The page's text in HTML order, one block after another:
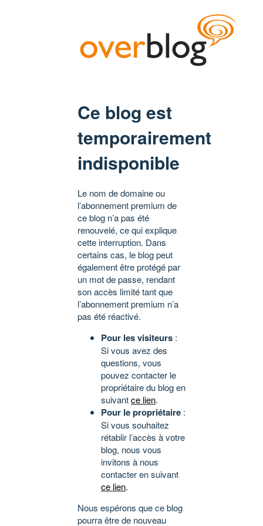
Ce blog est
temporairement
indisponible
Le nom de domaine ou
l’abonnement premium de
ce blog n’a pas été
renouvelé, ce qui explique
cette interruption. Dans
certains cas, le blog peut
également être protégé par
un mot de passe, rendant
son accès limité tant que
l’abonnement premium n’a
pas été réactivé.
Pour les visiteurs :
Si vous avez des
questions, vous
pouvez contacter le
propriétaire du blog en
suivantce lien.
Pour le propriétaire :
Si vous souhaitez
rétablir l’accès à votre
blog, nous vous
invitons à nous
contacter en suivant
ce lien.
Nous espérons que ce blog
pourra être de nouveau